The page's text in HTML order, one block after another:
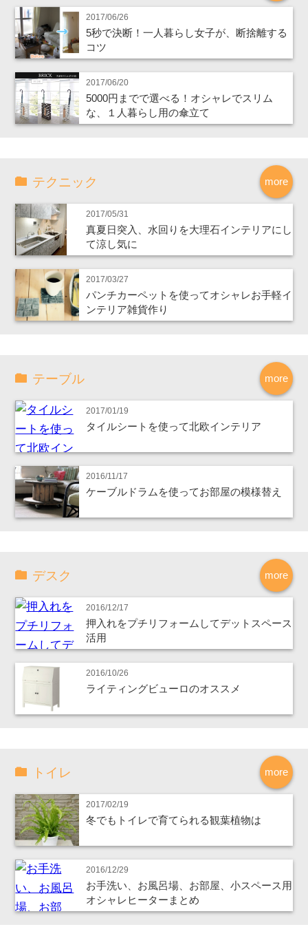
2017/06/26
5秒で決断！一人暮らし女子が、断捨離する
コツ
2017/06/20
5000円までで選べる！オシャレでスリム
な、１人暮らし用の傘立て
more
テクニック
2017/05/31
真夏日突入、水回りを大理石インテリアにし
て涼し気に
2017/03/27
パンチカーペットを使ってオシャレお手軽イ
ンテリア雑貨作り
more
テーブル
2017/01/19
タイルシートを使って北欧インテリア
2016/11/17
ケーブルドラムを使ってお部屋の模様替え
more
デスク
2016/12/17
押入れをプチリフォームしてデットスペース
活用
2016/10/26
ライティングビューロのオススメ
more
トイレ
2017/02/19
冬でもトイレで育てられる観葉植物は
2016/12/29
お手洗い、お風呂場、お部屋、小スペース用
オシャレヒーターまとめ